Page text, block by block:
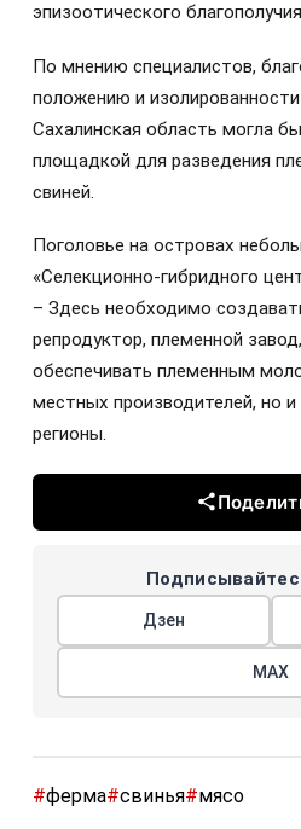
эпизоотического
По мнению специалистов,
положению и
Сахалинская область могла
площадкой для разведения
свиней.
Поголовье на островах
«Селекционно-гибридного
– Здесь необходимо
репродуктор, племенной
обеспечивать племенным
местных производителей, но и
регионы.
Дзен
МАХ
#ферма#свинья#мясо